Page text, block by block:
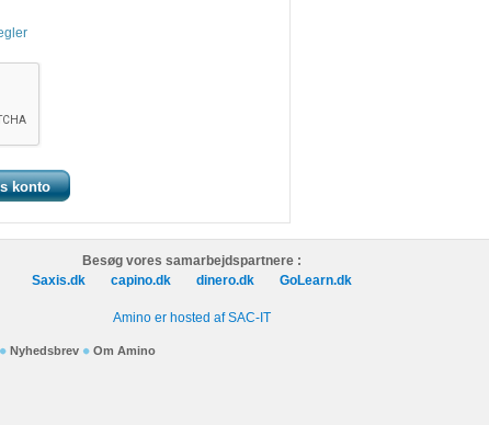
Besøg vores samarbejdspartnere :
Saxis.dk
capino.dk dinero.dk GoLearn.dk
Amino er hosted af SAC-IT
Nyhedsbrev Om Amino